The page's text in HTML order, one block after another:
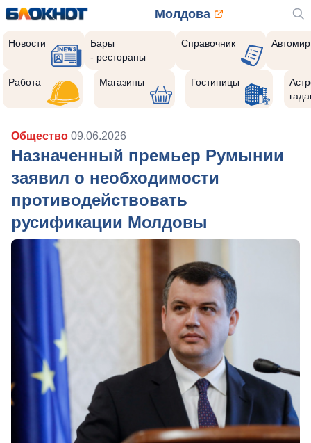
Молдова
Новости
Бары
- рестораны
Справочник Автомир
Работа Магазины Гостиницы
Общество 09.06.2026
Назначенный премьер Румынии
заявил о необходимости
противодействовать
русификации Молдовы